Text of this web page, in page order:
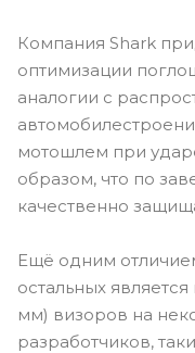
Компания Shark
оптимизации
аналогии с
мотошлем при
образом, что по
качественно
Ещё одним
остальных
мм) визоров на
разработчиков,